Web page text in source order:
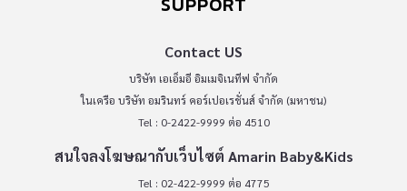
Contact US
บริษัท เอเอ็มอี อิมเมจิเนทีฟ จำกัด
ในเครือ บริษัท อมรินทร์ คอร์เปอเรชั่นส์ จำกัด (มหาชน)
Tel : 0-2422-9999 ต่อ 4510
สนใจลงโฆษณากับเว็บไซต์ Amarin Baby&Kids
Tel : 02-422-9999 ต่อ 4775